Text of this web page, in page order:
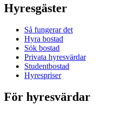
Hyresgäster
Så fungerar det
Hyra bostad
Sök bostad
Privata hyresvärdar
Studentbostad
Hyrespriser
För hyresvärdar